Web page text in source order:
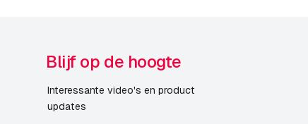
Blijf op de hoogte
Interessante video's en product
updates